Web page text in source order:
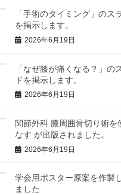
「手術のタイミング」のス
を掲示します。
2026年6月19日
「なぜ膝が痛くなる？」の
ドを掲示します。
2026年6月19日
関節外科 膝周囲骨切り術を
なす が出版されました。
2026年6月19日
学会用ポスター原案を作製
ました